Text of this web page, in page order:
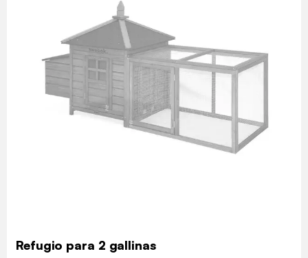
Refugio para 2 gallinas